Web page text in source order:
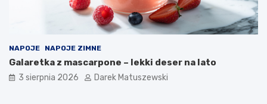
NAPOJE NAPOJE ZIMNE
Galaretka z mascarpone – lekki deser na lato
3 sierpnia 2026 Darek Matuszewski